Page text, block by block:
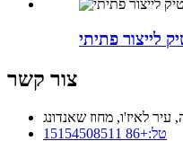
צור קשר
לאיז'ו, מחוז שאנדונג
טל:+86 15154508511